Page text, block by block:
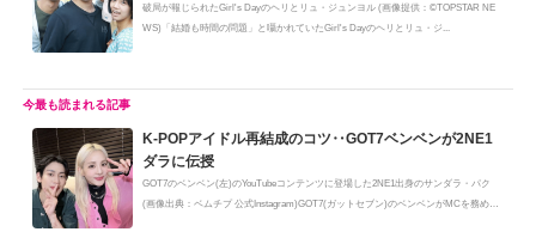
破局が報じられたGirl's Dayのヘリとリュ・ジュンヨル (画像提供：©TOPSTAR NE
WS)「結婚も時間の問題」と囁かれていたGirl's Dayのヘリとリュ・ジ...
K-POPアイドル再結成のコツ‥GOT7ベンベンが2NE1
ダラに伝授
GOT7のベンベン(左)のYouTubeコンテンツに登場した2NE1出身のサンダラ・パク
(画像出典：ベムチプ 公式Instagram)GOT7(ガットセブン)のベンベンがMCを務め